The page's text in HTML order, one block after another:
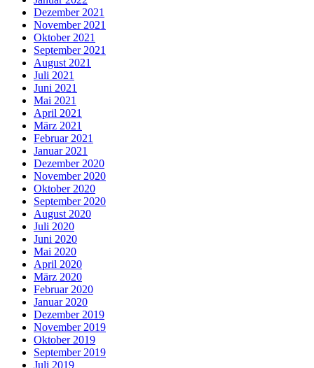
Dezember 2021
November 2021
Oktober 2021
September 2021
August 2021
Juli 2021
Juni 2021
Mai 2021
April 2021
März 2021
Februar 2021
Januar 2021
Dezember 2020
November 2020
Oktober 2020
September 2020
August 2020
Juli 2020
Juni 2020
Mai 2020
April 2020
März 2020
Februar 2020
Januar 2020
Dezember 2019
November 2019
Oktober 2019
September 2019
Juli 2019